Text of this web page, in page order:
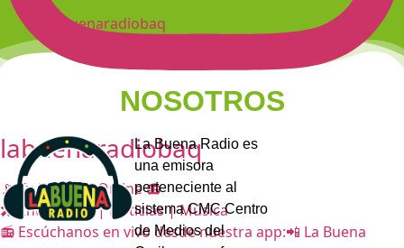
labuenaradiobaq
📡 Tu Emisora Online 📻
🎤 Entrevistas | Noticias | Música
📻 Escúchanos en vivo desde nuestra app:📲 La Buena
@labuenaradiobaq
NOSOTROS
La Buena Radio es
una emisora
perteneciente al
sistema CMC Centro
de Medios del